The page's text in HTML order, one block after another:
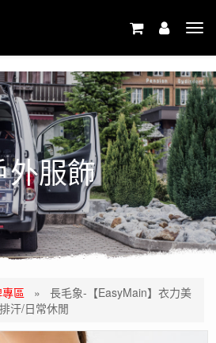
外服飾
區 » 長毛象-【EasyMain】衣力美
汗/日常休閒